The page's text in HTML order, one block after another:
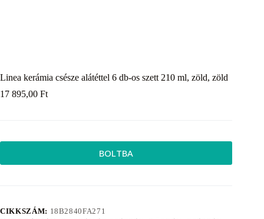
Linea kerámia csésze alátéttel 6 db-os szett 210 ml, zöld, zöld
17 895,00 Ft
BOLTBA
CIKKSZÁM: 18B2840FA271